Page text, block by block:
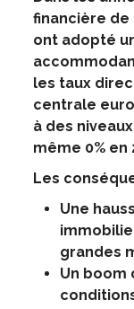
financière de
ont adopté
les taux
centrale
à des
même 0% en
Les
Une
grandes
Un boom